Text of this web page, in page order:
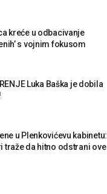
kreće u odbacivanje
s vojnim fokusom
Luka Baška je dobila
u Plenkovićevu kabinetu:
traže da hitno odstrani ove